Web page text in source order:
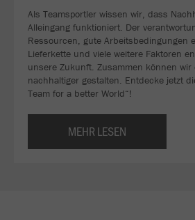
Als Teamsportler wissen wir, dass
Alleingang funktioniert. Der
Ressourcen, gute Arbeitsbedingungen
Lieferkette und viele weitere Faktoren
unsere Zukunft. Zusammen können wir
nachhaltiger gestalten. Entdecke jetzt
Team for a better World“!
MEHR LESEN